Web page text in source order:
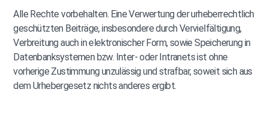
Alle Rechte vorbehalten. Eine Verwertung der urheberrechtlich
geschützten Beiträge, insbesondere durch Vervielfältigung,
Verbreitung auch in elektronischer Form, sowie Speicherung in
Datenbanksystemen bzw. Inter- oder Intranets ist ohne
vorherige Zustimmung unzulässig und strafbar, soweit sich aus
dem Urhebergesetz nichts anderes ergibt.